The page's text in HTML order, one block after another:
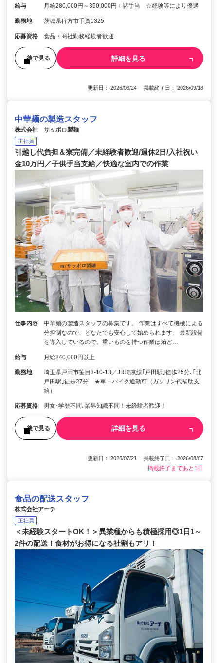
給与 月給280,000円～350,000円＋諸手当 ☆経験等により優遇
勤務地 茨城県行方市手賀1325
応募資格 食品・商社勤務経験者歓迎
後で見る 詳細を見る
更新日： 2026/06/24 掲載終了日： 2026/09/18
中華麺の製造スタッフ
株式会社 サッポロ製麺
正社員
引越し代負担＆寮完備／未経験者歓迎/週休2日/入社祝い
金10万円／子供手当支給／快適な室内での作業
仕事内容
中華麺の製造スタッフの募集です。 作業はすべて機械による
分担制なので、どなたでも安心して始められます。 最新設備
を導入しているので、重いものを持つ作業は殆ど…
給与 月給240,000円以上
勤務地
埼玉県戸田市笹目3-10-13／JR埼京線｢戸田駅｣徒歩25分､｢北
戸田駅｣徒歩27分 ★車・バイク通勤可（ガソリン代補助支
給）
応募資格 男女･学歴不問､業界知識不問！未経験者歓迎！
後で見る 詳細を見る
更新日： 2026/07/21 掲載終了日： 2026/08/07
掲載終了まであと1日
食品の配送スタッフ
株式会社アーチ
正社員
＜未経験スタートOK！＞異業種からも積極採用◎1日1～
2件の配送！食材がお得になる社割もアリ！